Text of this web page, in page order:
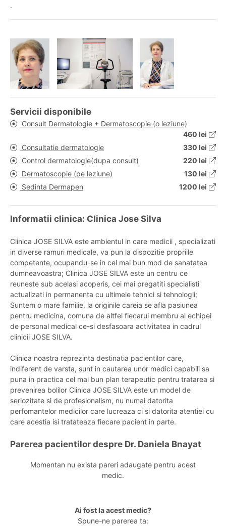
.
Servicii disponibile
Consult Dermatologie + Dermatoscopie (o leziune)
460 lei
Consultatie dermatologie
330 lei
Control dermatologie(dupa consult)
220 lei
Dermatoscopie (pe leziune)
130 lei
Sedinta Dermapen
1200 lei
Informatii clinica: Clinica Jose Silva
Clinica JOSE SILVA este ambientul in care medicii , specializati
in diverse ramuri medicale, va pun la dispozitie propriile
competente, ocupandu-se in cel mai bun mod de sanatatea
dumneavoastra; Clinica JOSE SILVA este un centru ce
reuneste sub acelasi acoperis, cei mai pregatiti specialisti
actualizati in permanenta cu ultimele tehnici si tehnologii;
Suntem o mare familie, la originile careia se afla pasiunea
pentru medicina, comuna de altfel fiecarui membru al echipei
de personal medical ce-si desfasoara activitatea in cadrul
clinicii JOSE SILVA.
Clinica noastra reprezinta destinatia pacientilor care,
indiferent de varsta, sunt in cautarea unor medici capabili sa
puna in practica cel mai bun plan terapeutic pentru tratarea si
prevenirea bolilor Clinica JOSE SILVA este un model de
seriozitate si de profesionalism, nu numai datorita
perfomantelor medicilor care lucreaza ci si datorita atentiei cu
care acestia isi tratateaza fiecare pacient in parte.
Parerea pacientilor despre Dr. Daniela Bnayat
Momentan nu exista pareri adaugate pentru acest
medic.
Ai fost la acest medic?
Spune-ne parerea ta: